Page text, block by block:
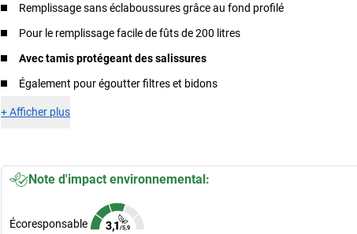
Remplissage sans éclaboussures grâce au fond profilé
Pour le remplissage facile de fûts de 200 litres
Avec tamis protégeant des salissures
Également pour égoutter filtres et bidons
+Afficher plus
Note d'impact environnemental:
Écoresponsable